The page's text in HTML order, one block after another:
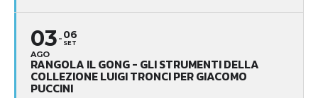
03
AGO
06
SET
RANGOLA IL GONG - GLI STRUMENTI DELLA
COLLEZIONE LUIGI TRONCI PER GIACOMO
PUCCINI